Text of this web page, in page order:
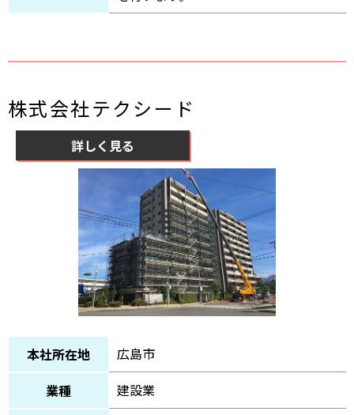
株式会社テクシード
詳しく見る
本社所在地
広島市
業種
建設業